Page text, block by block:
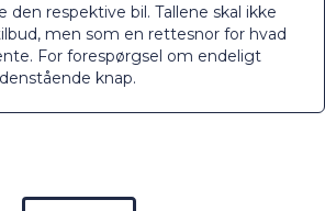
den respektive bil. Tallene skal ikke
men som en rettesnor for hvad
For forespørgsel om endeligt
knap.